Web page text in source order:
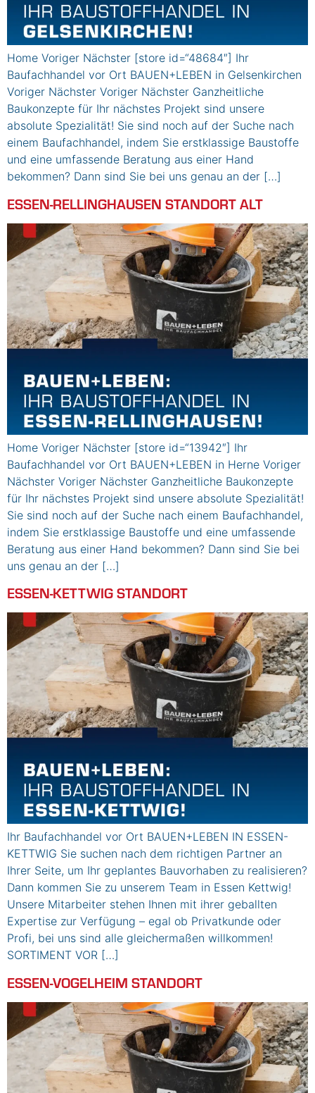
Home Voriger Nächster [store id=“48684″] Ihr
Baufachhandel vor Ort BAUEN+LEBEN in Gelsenkirchen
Voriger Nächster Voriger Nächster Ganzheitliche
Baukonzepte für Ihr nächstes Projekt sind unsere
absolute Spezialität! Sie sind noch auf der Suche nach
einem Baufachhandel, indem Sie erstklassige Baustoffe
und eine umfassende Beratung aus einer Hand
bekommen? Dann sind Sie bei uns genau an der […]
ESSEN-RELLINGHAUSEN STANDORT ALT
Home Voriger Nächster [store id=“13942″] Ihr
Baufachhandel vor Ort BAUEN+LEBEN in Herne Voriger
Nächster Voriger Nächster Ganzheitliche Baukonzepte
für Ihr nächstes Projekt sind unsere absolute Spezialität!
Sie sind noch auf der Suche nach einem Baufachhandel,
indem Sie erstklassige Baustoffe und eine umfassende
Beratung aus einer Hand bekommen? Dann sind Sie bei
uns genau an der […]
ESSEN-KETTWIG STANDORT
Ihr Baufachhandel vor Ort BAUEN+LEBEN IN ESSEN-
KETTWIG Sie suchen nach dem richtigen Partner an
Ihrer Seite, um Ihr geplantes Bauvorhaben zu realisieren?
Dann kommen Sie zu unserem Team in Essen Kettwig!
Unsere Mitarbeiter stehen Ihnen mit ihrer geballten
Expertise zur Verfügung – egal ob Privatkunde oder
Profi, bei uns sind alle gleichermaßen willkommen!
SORTIMENT VOR […]
ESSEN-VOGELHEIM STANDORT